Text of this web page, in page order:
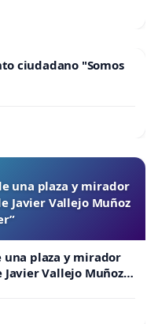
Blogs: Pediatra de
sino un engranaje
Editorial Nativa,
21.org.
ex farmacéutica.
ciudadano "Somos
una plaza y mirador
Javier Vallejo Muñoz
plaza y mirador
Vallejo Muñoz